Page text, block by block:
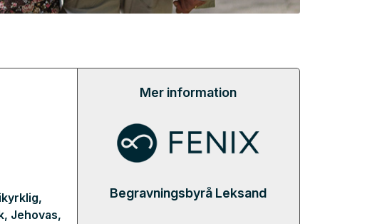
,
, Jehovas,
Mer information
Begravningsbyrå Leksand